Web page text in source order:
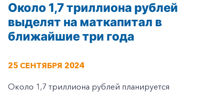
Около 1,7 триллиона рублей
выделят на маткапитал в
ближайшие три года
25 СЕНТЯБРЯ 2024
Около 1,7 триллиона рублей планируется